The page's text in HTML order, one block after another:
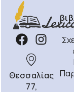
Θεσσαλίας
77,